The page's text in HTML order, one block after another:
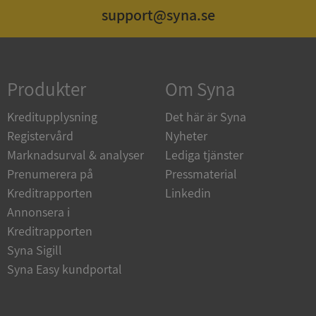
support@syna.se
Produkter
Kreditupplysning
Registervård
Marknadsurval & analyser
Prenumerera på
Kreditrapporten
Annonsera i
Kreditrapporten
Syna Sigill
Syna Easy kundportal
Om Syna
Det här är Syna
Nyheter
Lediga tjänster
Pressmaterial
Linkedin
Strikt nödvändiga kakor tillåter
kärnwebbplatsfunktioner som användarinloggning
och kontohantering. Webbplatsen kan inte
användas ordentligt utan strikt nödvändiga cookies.
Namn
Leverantör
Domän
Microsoft
Corporation